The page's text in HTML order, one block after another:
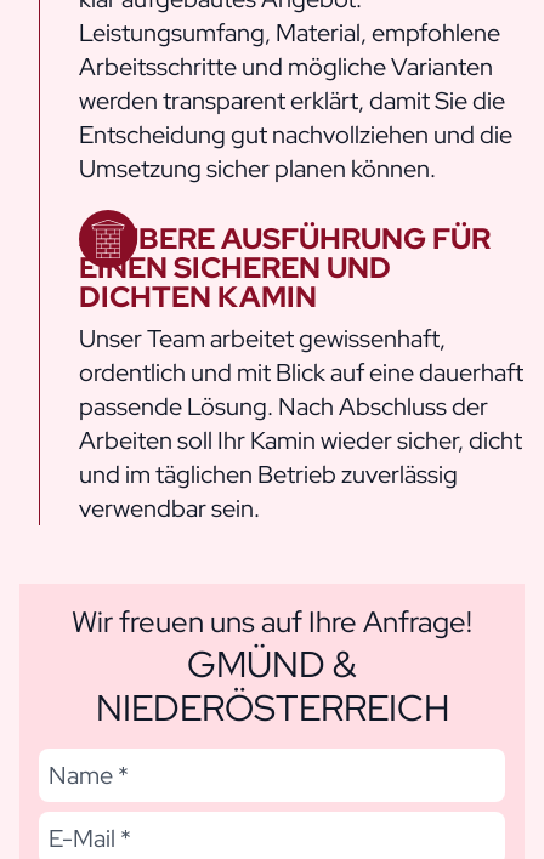
Leistungsumfang, Material, empfohlene
Arbeitsschritte und mögliche Varianten
werden transparent erklärt, damit Sie die
Entscheidung gut nachvollziehen und die
Umsetzung sicher planen können.
SAUBERE AUSFÜHRUNG FÜR
EINEN SICHEREN UND
DICHTEN KAMIN
Unser Team arbeitet gewissenhaft,
ordentlich und mit Blick auf eine dauerhaft
passende Lösung. Nach Abschluss der
Arbeiten soll Ihr Kamin wieder sicher, dicht
und im täglichen Betrieb zuverlässig
verwendbar sein.
Wir freuen uns auf Ihre Anfrage!
GMÜND &
NIEDERÖSTERREICH